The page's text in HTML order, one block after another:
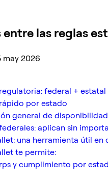
las reglas
may 2026
federal + estatal
por estado
general de disponibilidad
aplican sin
una herramienta útil en
te permite:
y cumplimiento por